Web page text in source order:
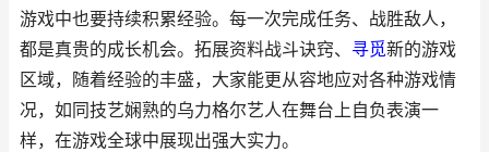
游戏中也要持续积累经验。每一次完成任务、战胜敌人，
都是真贵的成长机会。拓展资料战斗诀窍、 寻觅新的游戏
区域，随着经验的丰盛，大家能更从容地应对各种游戏情
况，如同技艺娴熟的乌力格尔艺人在舞台上自负表演一
样，在游戏全球中展现出强大实力。